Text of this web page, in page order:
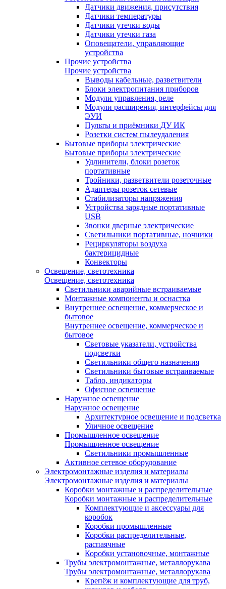
Датчики движения, присутствия
Датчики температуры
Датчики утечки воды
Датчики утечки газа
Оповещатели, управляющие
устройства
Прочие устройства
Прочие устройства
Выводы кабельные, разветвители
Блоки электропитания приборов
Модули управления, реле
Модули расширения, интерфейсы для
ЭУИ
Пульты и приёмники ДУ ИК
Розетки систем пылеудаления
Бытовые приборы электрические
Бытовые приборы электрические
Удлинители, блоки розеток
портативные
Тройники, разветвители розеточные
Адаптеры розеток сетевые
Стабилизаторы напряжения
Устройства зарядные портативные
USB
Звонки дверные электрические
Светильники портативные, ночники
Рециркуляторы воздуха
бактерицидные
Конвекторы
Освещение, светотехника
Освещение, светотехника
Светильники аварийные встраиваемые
Монтажные компоненты и оснастка
Внутреннее освещение, коммерческое и
бытовое
Внутреннее освещение, коммерческое и
бытовое
Световые указатели, устройства
подсветки
Светильники общего назначения
Светильники бытовые встраиваемые
Табло, индикаторы
Офисное освещение
Наружное освещение
Наружное освещение
Архитектурное освещение и подсветка
Уличное освещение
Промышленное освещение
Промышленное освещение
Светильники промышленные
Активное сетевое оборудование
Электромонтажные изделия и материалы
Электромонтажные изделия и материалы
Коробки монтажные и распределительные
Коробки монтажные и распределительные
Комплектующие и аксессуары для
коробок
Коробки промышленные
Коробки распределительные,
распаячные
Коробки установочные, монтажные
Трубы электромонтажные, металлорукава
Трубы электромонтажные, металлорукава
Крепёж и комплектующие для труб,